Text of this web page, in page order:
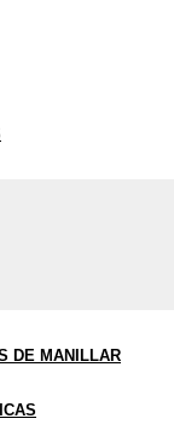
DE MANILLAR